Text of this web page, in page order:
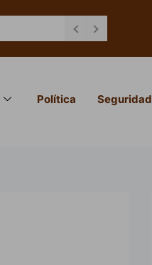
Política Seguridad